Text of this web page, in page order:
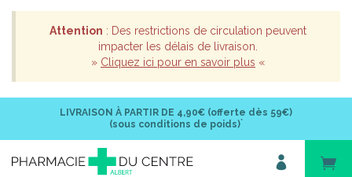
Attention : Des restrictions de circulation peuvent
impacter les délais de livraison.
» Cliquez ici pour en savoir plus «
LIVRAISON À PARTIR DE 4,90€ (offerte dès 59€)
(sous conditions de poids)*